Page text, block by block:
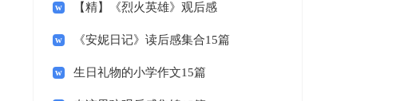
【精】《烈火英雄》观后感
《安妮日记》读后感集合15篇
生日礼物的小学作文15篇